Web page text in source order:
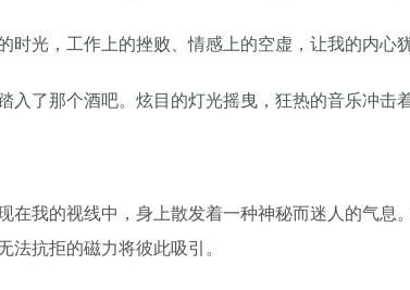
光，工作上的挫败、情感上的空虚，让我的内心犹
了那个酒吧。炫目的灯光摇曳，狂热的音乐冲击
我的视线中，身上散发着一种神秘而迷人的气息
法抗拒的磁力将彼此吸引。